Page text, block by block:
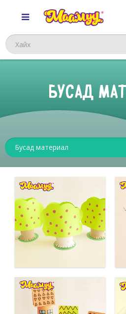
Хайх
БУСАД